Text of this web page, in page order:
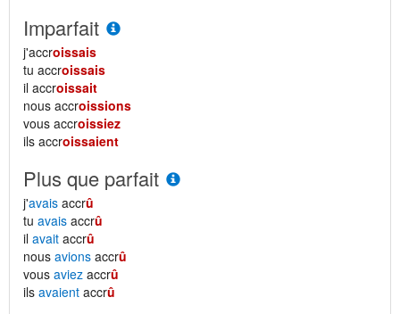
Imparfait
j'accroissais
tu accroissais
il accroissait
nous accroissions
vous accroissiez
ils accroissaient
Plus que parfait
j'avais accrû
tu avais accrû
il avait accrû
nous avions accrû
vous aviez accrû
ils avaient accrû